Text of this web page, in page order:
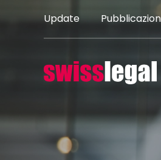
Update